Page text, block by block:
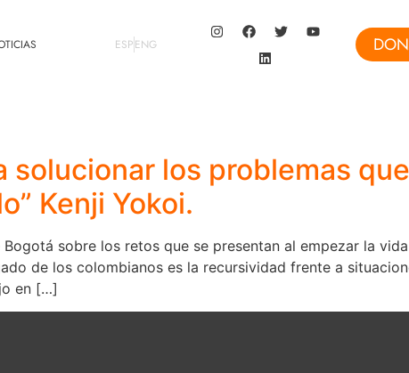
ESPENG
solucionar los problemas
Kenji Yokoi.
sobre los retos que se presentan al empezar la
de los colombianos es la recursividad frente a
en […]